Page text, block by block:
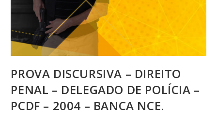
PROVA DISCURSIVA – DIREITO
PENAL – DELEGADO DE POLÍCIA –
PCDF – 2004 – BANCA NCE.